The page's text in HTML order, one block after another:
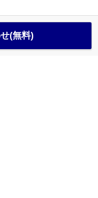
(無料)